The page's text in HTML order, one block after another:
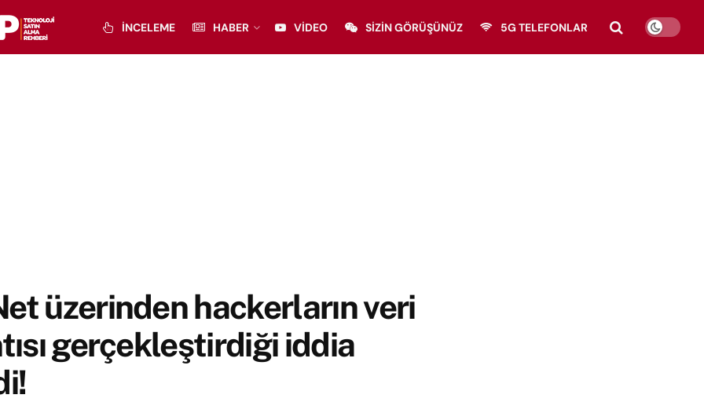
İNCELEME HABER VIDEO SIZIN GÖRÜŞÜNÜZ 5G TELEFONLAR
üzerinden hackerların veri
gerçekleştirdiği iddia